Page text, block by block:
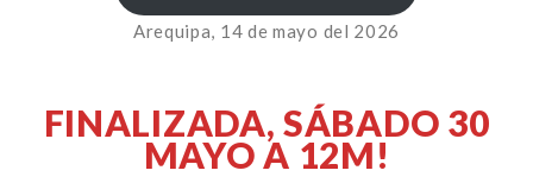
Arequipa, 14 de mayo del 2026
FINALIZADA, SÁBADO 30
MAYO A 12M!